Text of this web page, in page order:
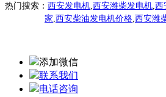
热门搜索： 西安发电机 西安潍柴发电机 西
家 西安柴油发电机价格 西安潍
添加微信
联系我们
电话咨询